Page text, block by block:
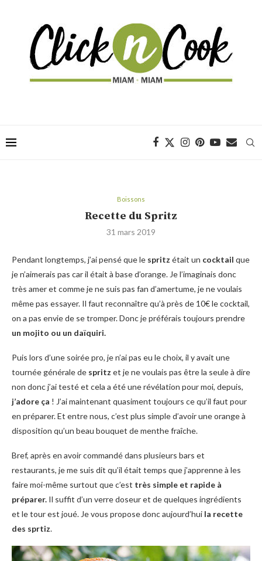
Boissons
Recette du Spritz
31 mars 2019
Pendant longtemps, j’ai pensé que le spritz était un cocktail que
je n’aimerais pas car il était à base d’orange. Je l’imaginais donc
très amer et comme je ne suis pas fan d’amertume, je ne voulais
même pas essayer. Il faut reconnaître qu’à près de 10€ le cocktail,
on a pas envie de se tromper. Donc je préférais toujours prendre
un mojito ou un daïquiri.
Puis lors d’une soirée pro, je n’ai pas eu le choix, il y avait une
tournée générale de spritz et je ne voulais pas être la seule à dire
non donc j’ai testé et cela a été une révélation pour moi, depuis,
j’adore ça ! J’ai maintenant quasiment toujours ce qu’il faut pour
en préparer. Et entre nous, c’est plus simple d’avoir une orange à
disposition qu’un beau bouquet de menthe fraîche.
Bref, après en avoir commandé dans plusieurs bars et
restaurants, je me suis dit qu’il était temps que j’apprenne à les
faire moi-même surtout que c’est très simple et rapide à
préparer. Il suffit d’un verre doseur et de quelques ingrédients
et le tour est joué. Je vous propose donc aujourd’hui la recette
des sprtiz.